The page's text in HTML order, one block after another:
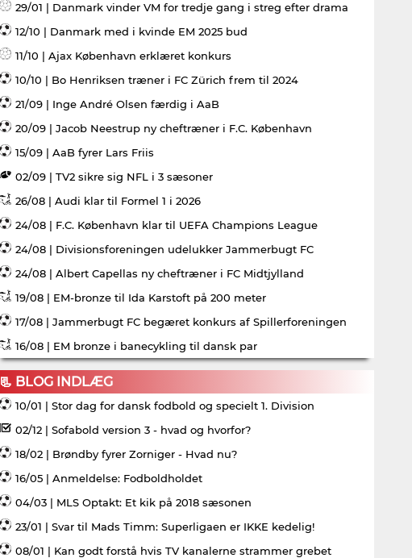
29/01 | Danmark vinder VM for tredje gang i streg efter drama
12/10 | Danmark med i kvinde EM 2025 bud
11/10 | Ajax København erklæret konkurs
10/10 | Bo Henriksen træner i FC Zürich frem til 2024
21/09 | Inge André Olsen færdig i AaB
20/09 | Jacob Neestrup ny cheftræner i F.C. København
15/09 | AaB fyrer Lars Friis
02/09 | TV2 sikre sig NFL i 3 sæsoner
26/08 | Audi klar til Formel 1 i 2026
24/08 | F.C. København klar til UEFA Champions League
24/08 | Divisionsforeningen udelukker Jammerbugt FC
24/08 | Albert Capellas ny cheftræner i FC Midtjylland
19/08 | EM-bronze til Ida Karstoft på 200 meter
17/08 | Jammerbugt FC begæret konkurs af Spillerforeningen
16/08 | EM bronze i banecykling til dansk par
📃 BLOG INDLÆG
10/01 | Stor dag for dansk fodbold og specielt 1. Division
02/12 | Sofabold version 3 - hvad og hvorfor?
18/02 | Brøndby fyrer Zorniger - Hvad nu?
16/05 | Anmeldelse: Fodboldholdet
04/03 | MLS Optakt: Et kik på 2018 sæsonen
23/01 | Svar til Mads Timm: Superligaen er IKKE kedelig!
08/01 | Kan godt forstå hvis TV kanalerne strammer grebet